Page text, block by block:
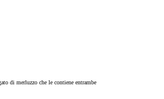
di merluzzo che le contiene entrambe